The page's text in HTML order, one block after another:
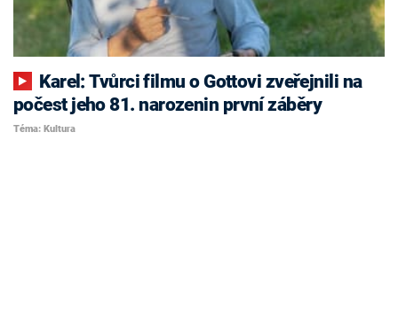
počest jeho 81. narozenin první záběry
Téma: Kultura